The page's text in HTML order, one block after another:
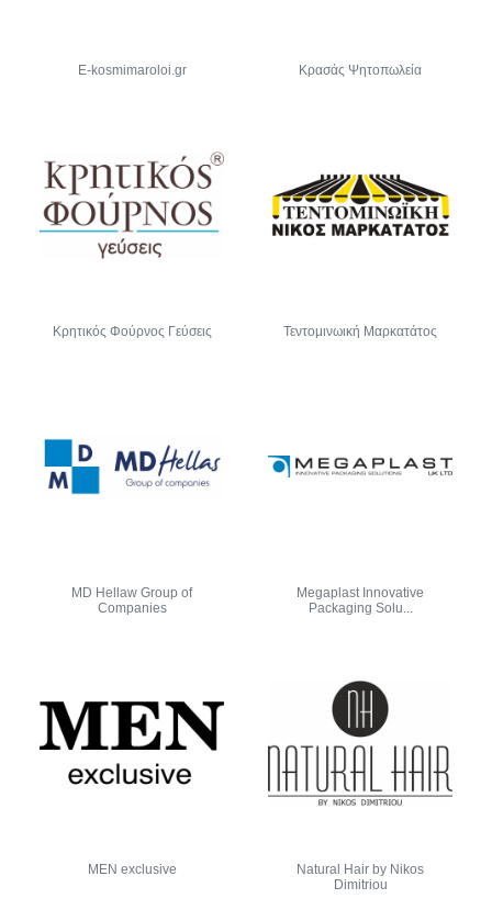
E-kosmimaroloi.gr Κρασάς Ψητοπωλεία
Κρητικός Φούρνος Γεύσεις Τεντομινωική Μαρκατάτος
MD Hellaw Group of
Companies
Megaplast Innovative
Packaging Solu...
MEN exclusive
Natural Hair by Nikos
Dimitriou